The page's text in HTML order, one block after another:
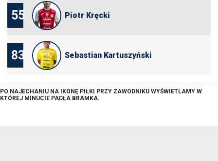
55 Piotr Kręcki
83 Sebastian Kartuszyński
PO NAJECHANIU NA IKONĘ PIŁKI PRZY ZAWODNIKU WYŚWIETLAMY W
KTÓREJ MINUCIE PADŁA BRAMKA.